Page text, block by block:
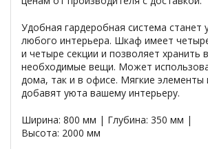
Удобная гардеробная система станет
любого интерьера. Шкаф имеет
и четыре секции и позволяет хранить
необходимые вещи. Может
дома, так и в офисе. Мягкие элементы
добавят уюта вашему интерьеру.
Ширина: 800 мм | Глубина: 350 мм |
Высота: 2000 мм